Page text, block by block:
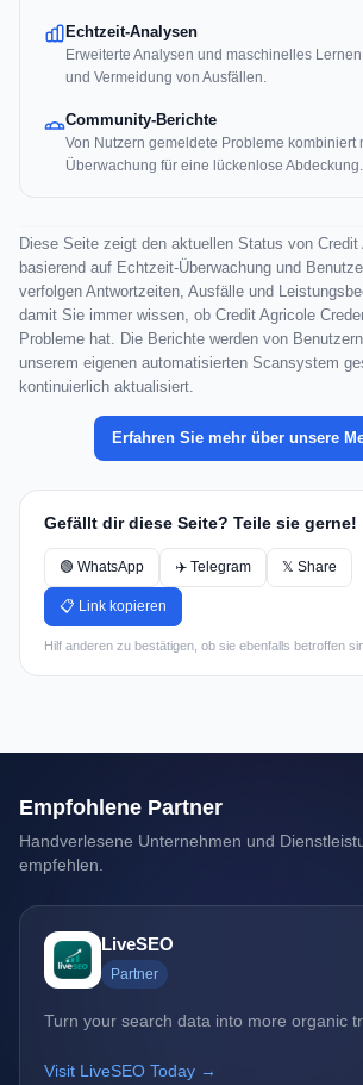
Echtzeit-Analysen
Erweiterte Analysen und maschinelles
und Vermeidung von Ausfällen.
Community-Berichte
Von Nutzern gemeldete Probleme kombiniert
Überwachung für eine lückenlose Abdeckung.
Diese Seite zeigt den aktuellen Status von Credit
basierend auf Echtzeit-Überwachung und
verfolgen Antwortzeiten, Ausfälle und
damit Sie immer wissen, ob Credit Agricole
Probleme hat. Die Berichte werden von
unserem eigenen automatisierten Scansystem
kontinuierlich aktualisiert.
Erfahren Sie mehr über unsere
Gefällt dir diese Seite? Teile sie gerne!
🟢 WhatsApp ✈️ Telegram 𝕏 Share
📋 Link kopieren
Hilf anderen zu bestätigen, ob sie ebenfalls betroffen
Empfohlene Partner
Handverlesene Unternehmen und
empfehlen.
LiveSEO
Partner
Turn your search data into more organic
Visit LiveSEO Today →